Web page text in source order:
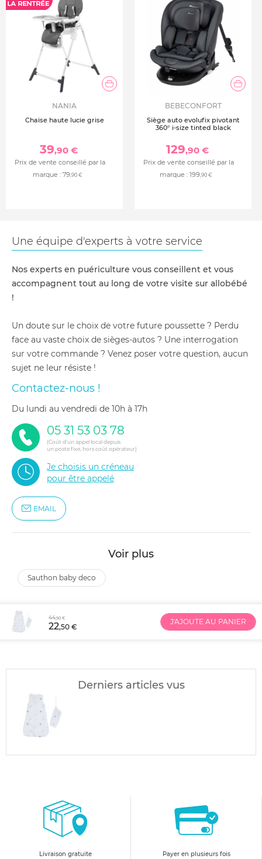
NANIA
Chaise haute lucie grise
39,90 €
Prix de vente conseillé par la
marque : 79,90 €
BEBECONFORT
Siège auto evolufix pivotant
360° i-size tinted black
129,90 €
Prix de vente conseillé par la
marque : 199,90 €
Une équipe d'experts à votre service
Nos experts en puériculture vous conseillent et vous
accompagnent tout au long de votre visite sur allobébé
!
Un doute sur le choix de votre future poussette ? Perdu
face au vaste choix de sièges-autos ? Une interrogation
sur votre commande ? Venez poser votre question, aucun
sujet ne leur résiste !
Contactez-nous !
du lundi au vendredi de 10h à 17h
05 31 53 03 78
(Coût d'un appel local depuis
un poste fixe, hors coût opérateur)
Je choisis un créneau
pour être appelé
EMAIL
Voir plus
sauthon baby deco
44,90 €
22,50 €
J'AJOUTE AU PANIER
Derniers articles vus
Livraison gratuite
Payer en plusieurs fois